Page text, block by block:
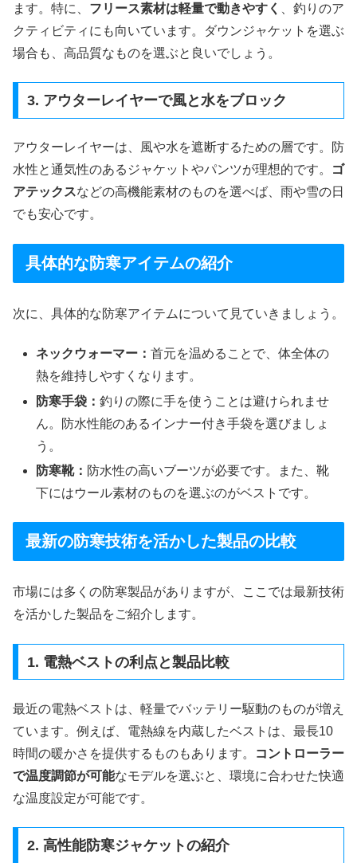
ます。特に、 フリース素材は軽量で動きやすく
、釣りのア
クティビティにも向いています。ダウンジャケットを選ぶ
場合も、高品質なものを選ぶと良いでしょう。
3. アウターレイヤーで風と水をブロック
アウターレイヤーは、風や水を遮断するための層です。防
水性と通気性のあるジャケットやパンツが理想的です。
ゴ
アテックスなどの高機能素材のものを選べば、雨や雪の日
でも安心です。
具体的な防寒アイテムの紹介
次に、具体的な防寒アイテムについて見ていきましょう。
ネックウォーマー：首元を温めることで、体全体の
熱を維持しやすくなります。
防寒手袋：釣りの際に手を使うことは避けられませ
ん。防水性能のあるインナー付き手袋を選びましょ
う。
防寒靴： 防水性の高いブーツが必要です。また、靴
下にはウール素材のものを選ぶのがベストです。
最新の防寒技術を活かした製品の比較
市場には多くの防寒製品がありますが、ここでは最新技術
を活かした製品をご紹介します。
1. 電熱ベストの利点と製品比較
最近の電熱ベストは、軽量でバッテリー駆動のものが増え
ています。例えば、電熱線を内蔵したベストは、最長10
時間の暖かさを提供するものもあります。
コントローラー
で温度調節が可能なモデルを選ぶと、環境に合わせた快適
な温度設定が可能です。
2. 高性能防寒ジャケットの紹介